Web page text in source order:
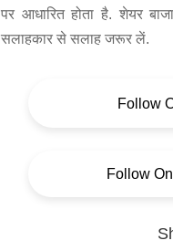
पर आधारित होता है. शेयर
सलाहकार से सलाह जरूर लें.
Follow
Follow On